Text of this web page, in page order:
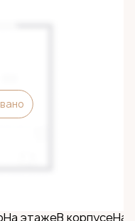
На этажеВ корпусеНа